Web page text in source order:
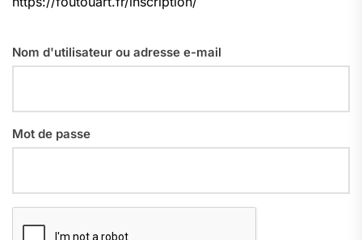
Nom d'utilisateur ou adresse e-mail
Mot de passe